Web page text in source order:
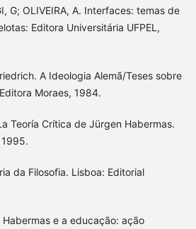
G; OLIVEIRA, A. Interfaces: temas de
Editora Universitária UFPEL,
A Ideologia Alemã/Teses sobre
Moraes, 1984.
Teoría Crítica de Jürgen Habermas.
da Filosofia. Lisboa: Editorial
Habermas e a educação: ação